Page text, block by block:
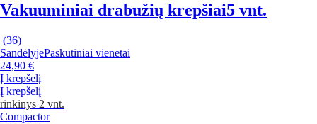
Vakuuminiai drabužių krepšiai5 vnt.
(36)
SandėlyjePaskutiniai vienetai
24,90 €
Į krepšelį
Į krepšelį
rinkinys 2 vnt.
Compactor